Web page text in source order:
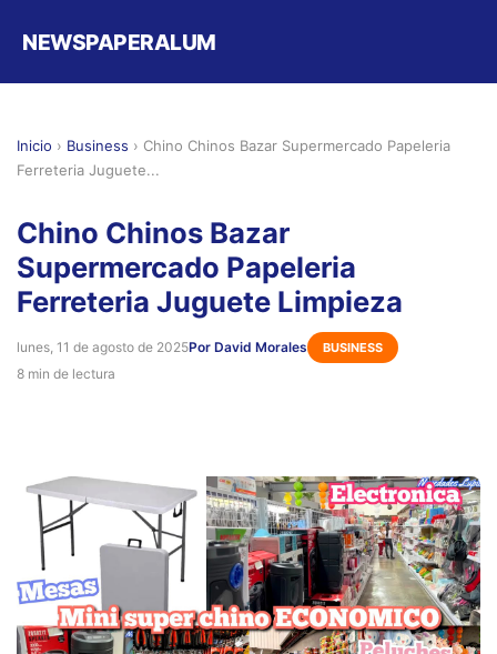
NEWSPAPERALUM
Inicio › Business › Chino Chinos Bazar Supermercado Papeleria
Ferreteria Juguete...
Chino Chinos Bazar
Supermercado Papeleria
Ferreteria Juguete Limpieza
lunes, 11 de agosto de 2025Por David Morales BUSINESS
8 min de lectura